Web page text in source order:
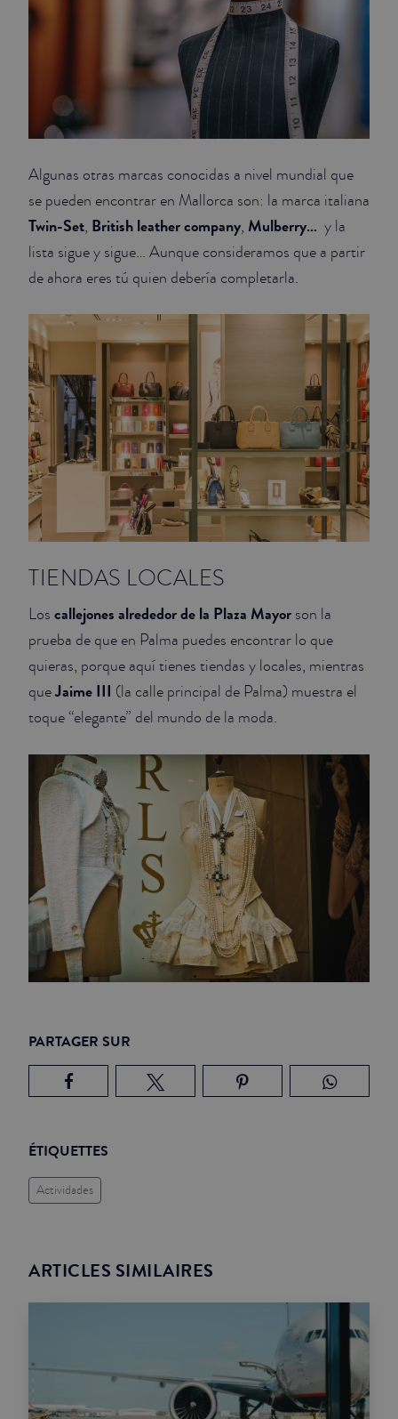
Algunas otras marcas conocidas a nivel mundial que
se pueden encontrar en Mallorca son: la marca italiana
Twin-Set, British leather company, Mulberry… y la
lista sigue y sigue… Aunque consideramos que a partir
de ahora eres tú quien debería completarla.
TIENDAS LOCALES
Los callejones alrededor de la Plaza Mayor son la
prueba de que en Palma puedes encontrar lo que
quieras, porque aquí tienes tiendas y locales, mientras
queJaime III (la calle principal de Palma) muestra el
toque “elegante” del mundo de la moda.
PARTAGER SUR
ÉTIQUETTES
Actividades
ARTICLES SIMILAIRES